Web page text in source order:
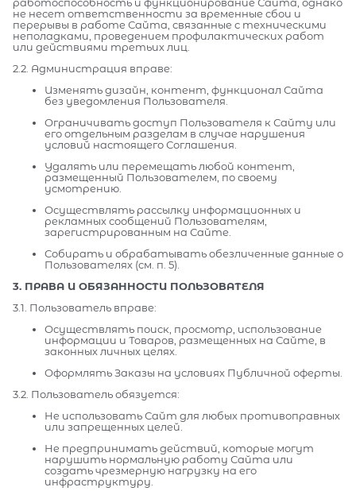
не несет ответственности за временные сбои и
перерывы в работе Сайта, связанные с техническими
неполадками, проведением профилактических работ
или действиями третьих лиц.
2.2. Администрация вправе:
Изменять дизайн, контент, функционал Сайта
без уведомления Пользователя.
Ограничивать доступ Пользователя к Сайту или
его отдельным разделам в случае нарушения
условий настоящего Соглашения.
Удалять или перемещать любой контент,
размещенный Пользователем, по своему
усмотрению.
Осуществлять рассылку информационных и
рекламных сообщений Пользователям,
зарегистрированным на Сайте.
Собирать и обрабатывать обезличенные данные о
Пользователях (см. п. 5).
3. ПРАВА И ОБЯЗАННОСТИ ПОЛЬЗОВАТЕЛЯ
3.1. Пользователь вправе:
Осуществлять поиск, просмотр, использование
информации и Товаров, размещенных на Сайте, в
законных личных целях.
Оформлять Заказы на условиях Публичной оферты.
3.2. Пользователь обязуется:
Не использовать Сайт для любых противоправных
или запрещенных целей.
Не предпринимать действий, которые могут
нарушить нормальную работу Сайта или
создать чрезмерную нагрузку на его
инфраструктуру.